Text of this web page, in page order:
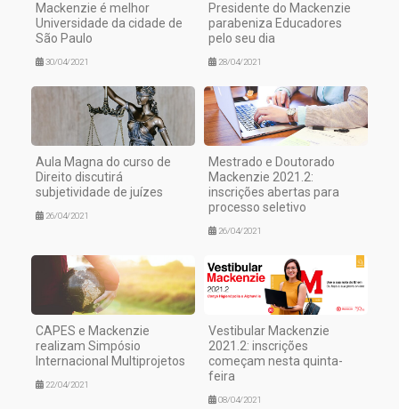
Mackenzie é melhor
Universidade da cidade de
São Paulo
30/04/2021
Presidente do Mackenzie
parabeniza Educadores
pelo seu dia
28/04/2021
Aula Magna do curso de
Direito discutirá
subjetividade de juízes
26/04/2021
Mestrado e Doutorado
Mackenzie 2021.2:
inscrições abertas para
processo seletivo
26/04/2021
CAPES e Mackenzie
realizam Simpósio
Internacional Multiprojetos
22/04/2021
Vestibular Mackenzie
2021.2: inscrições
começam nesta quinta-
feira
08/04/2021